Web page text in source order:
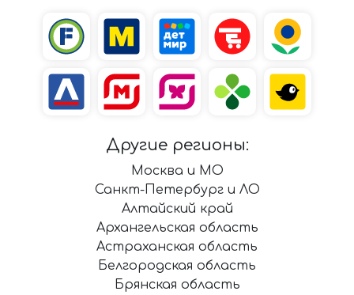
Другие регионы:
Москва и МО
Санкт-Петербург и ЛО
Алтайский край
Архангельская область
Астраханская область
Белгородская область
Брянская область